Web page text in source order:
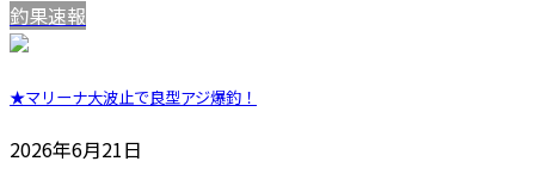
釣果速報
★マリーナ大波止で良型アジ爆釣！
2026年6月21日